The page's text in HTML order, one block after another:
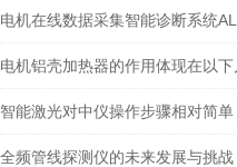
全频管线探测仪的未来发展与挑战